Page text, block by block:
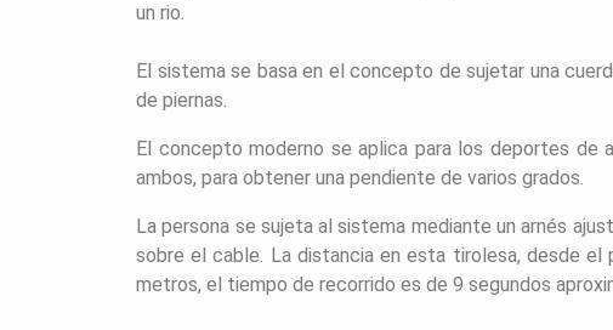
un rio.
El sistema se basa en el concepto de sujetar una
de piernas.
El concepto moderno se aplica para los deportes
ambos, para obtener una pendiente de varios grados.
La persona se sujeta al sistema mediante un arnés
sobre el cable. La distancia en esta tirolesa, desde
metros, el tiempo de recorrido es de 9 segundos